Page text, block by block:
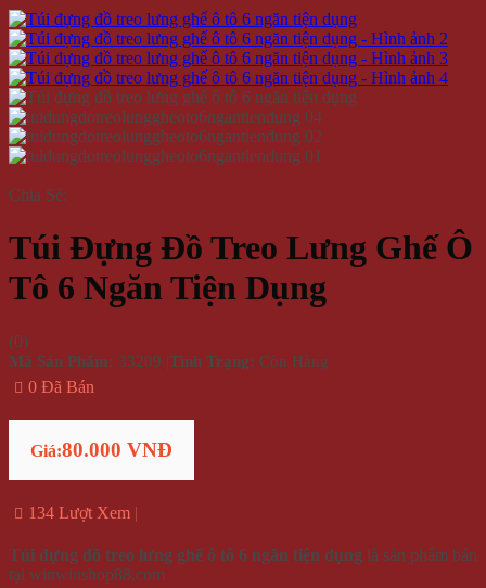
Chia Sẻ:
Túi Đựng Đồ Treo Lưng Ghế Ô
Tô 6 Ngăn Tiện Dụng
(0)
Mã Sản Phẩm: 33209 |Tình Trạng: Còn Hàng
0 Đã Bán
Giá:80.000 VNĐ
134 Lượt Xem
Túi đựng đồ treo lưng ghế ô tô 6 ngăn tiện dụng là sản phẩm bán
tại winwinshop88.com